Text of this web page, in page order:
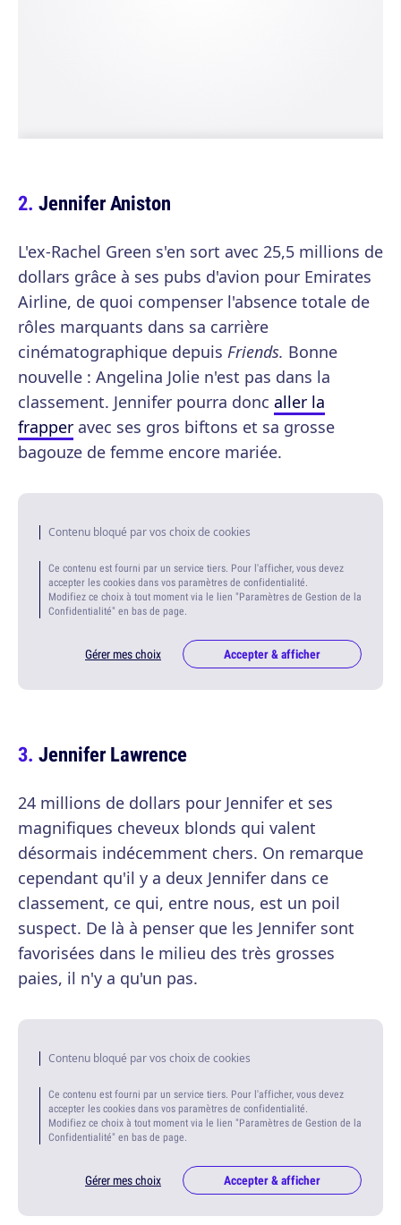
Jennifer Aniston
L'ex-Rachel Green s'en sort avec 25,5 millions de
dollars grâce à ses pubs d'avion pour Emirates
Airline, de quoi compenser l'absence totale de
rôles marquants dans sa carrière
cinématographique depuis Friends. Bonne
nouvelle : Angelina Jolie n'est pas dans la
classement. Jennifer pourra donc aller la
frapper avec ses gros biftons et sa grosse
bagouze de femme encore mariée.
Contenu bloqué par vos choix de cookies
Ce contenu est fourni par un service tiers. Pour l'afficher, vous devez
accepter les cookies dans vos paramètres de confidentialité.
Modifiez ce choix à tout moment via le lien "Paramètres de Gestion de la
Confidentialité" en bas de page.
Gérer mes choix Accepter & afficher
Jennifer Lawrence
24 millions de dollars pour Jennifer et ses
magnifiques cheveux blonds qui valent
désormais indécemment chers. On remarque
cependant qu'il y a deux Jennifer dans ce
classement, ce qui, entre nous, est un poil
suspect. De là à penser que les Jennifer sont
favorisées dans le milieu des très grosses
paies, il n'y a qu'un pas.
Contenu bloqué par vos choix de cookies
Ce contenu est fourni par un service tiers. Pour l'afficher, vous devez
accepter les cookies dans vos paramètres de confidentialité.
Modifiez ce choix à tout moment via le lien "Paramètres de Gestion de la
Confidentialité" en bas de page.
Gérer mes choix Accepter & afficher